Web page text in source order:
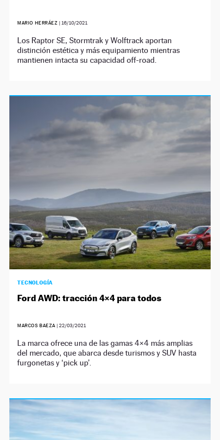
MARIO HERRÁEZ | 16/10/2021
Los Raptor SE, Stormtrak y Wolftrack aportan
distinción estética y más equipamiento mientras
mantienen intacta su capacidad off-road.
TECNOLOGÍA
Ford AWD: tracción 4×4 para todos
MARCOS BAEZA |22/03/2021
La marca ofrece una de las gamas 4×4 más amplias
del mercado, que abarca desde turismos y SUV hasta
furgonetas y ‘pick up’.